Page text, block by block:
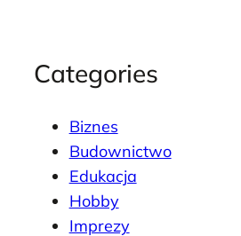
Categories
Biznes
Budownictwo
Edukacja
Hobby
Imprezy